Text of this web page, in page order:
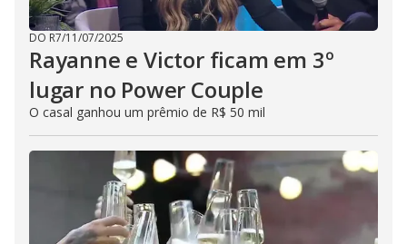
DO R7/11/07/2025
Rayanne e Victor ficam em 3º
lugar no Power Couple
O casal ganhou um prêmio de R$ 50 mil